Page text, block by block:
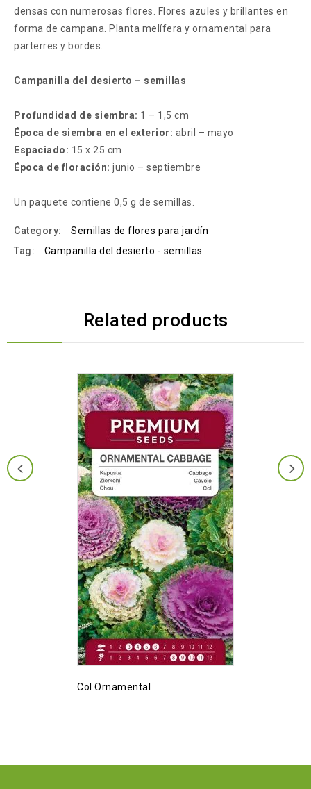
densas con numerosas flores. Flores azules y brillantes en
forma de campana. Planta melífera y ornamental para
parterres y bordes.
Campanilla del desierto – semillas
Profundidad de siembra: 1 – 1,5 cm
Época de siembra en el exterior: abril – mayo
Espaciado: 15 x 25 cm
Época de floración: junio – septiembre
Un paquete contiene 0,5 g de semillas.
Category:
Semillas de flores para jardín
Tag:
Campanilla del desierto - semillas
Related products
Col Ornamental